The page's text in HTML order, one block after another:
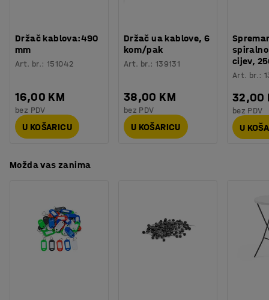
Držač kablova:490
mm
Art. br.:151042
16,00 KM
bez PDV
U KOŠARICU
Držač ua kablove, 6
kom/pak
Art. br.: 139131
38,00 KM
bez PDV
U KOŠARICU
cijev,
Art. br.:
32,00
bez PDV
U
Možda vas zanima